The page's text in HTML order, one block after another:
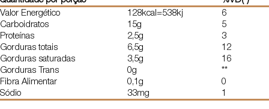
Valor Energético
128kcal=538kj
6
Carboidratos
15g
5
Proteínas
2,5g
3
Gorduras totais
6,5g
12
Gorduras saturadas
3,5g
16
Gorduras Trans
0g
**
Fibra Alimentar
0,1g
0
Sódio
33mg 1